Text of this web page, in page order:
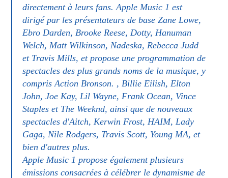
directement à leurs fans. Apple Music 1 est
dirigé par les présentateurs de base Zane Lowe,
Ebro Darden, Brooke Reese, Dotty, Hanuman
Welch, Matt Wilkinson, Nadeska, Rebecca Judd
et Travis Mills, et propose une programmation de
spectacles des plus grands noms de la musique, y
compris Action Bronson. , Billie Eilish, Elton
John, Joe Kay, Lil Wayne, Frank Ocean, Vince
Staples et The Weeknd, ainsi que de nouveaux
spectacles d'Aitch, Kerwin Frost, HAIM, Lady
Gaga, Nile Rodgers, Travis Scott, Young MA, et
bien d'autres plus.
Apple Music 1 propose également plusieurs
émissions consacrées à célébrer le dynamisme de